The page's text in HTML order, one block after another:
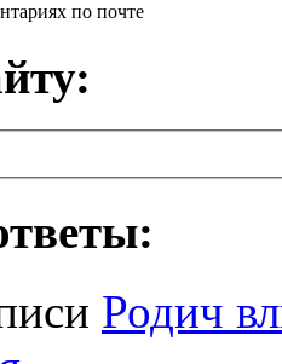
по почте
Родич